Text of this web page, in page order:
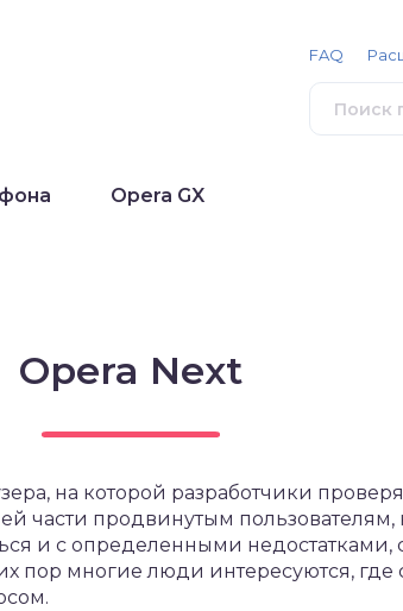
Opera GX
FAQ
Opera Next
на которой разработчики
части продвинутым пользователям,
и с определенными
пор многие люди интересуются,